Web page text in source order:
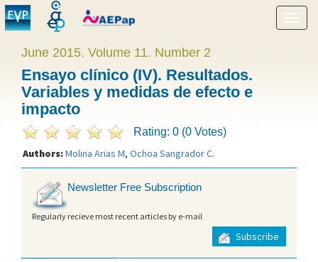
Show
menu
June 2015. Volume 11. Number 2
Ensayo clínico (IV). Resultados.
Variables y medidas de efecto e
impacto
Rating: 0 (0 Votes)
Authors:Molina Arias M, Ochoa Sangrador C.
Newsletter Free Subscription
Regularly recieve most recent articles by e-mail
Subscribe